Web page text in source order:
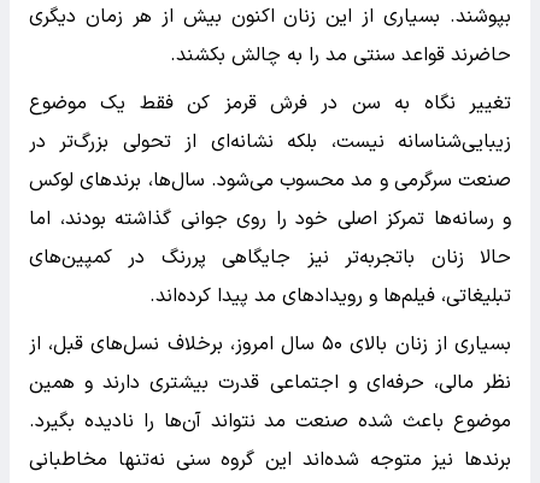
بپوشند. بسیاری از این زنان اکنون بیش از هر زمان دیگری
حاضرند قواعد سنتی مد را به چالش بکشند.
تغییر نگاه به سن در فرش قرمز کن فقط یک موضوع
زیبایی‌شناسانه نیست، بلکه نشانه‌ای از تحولی بزرگ‌تر در
صنعت سرگرمی و مد محسوب می‌شود. سال‌ها، برندهای لوکس
و رسانه‌ها تمرکز اصلی خود را روی جوانی گذاشته بودند، اما
حالا زنان باتجربه‌تر نیز جایگاهی پررنگ در کمپین‌های
تبلیغاتی، فیلم‌ها و رویدادهای مد پیدا کرده‌اند.
بسیاری از زنان بالای ۵۰ سال امروز، برخلاف نسل‌های قبل، از
نظر مالی، حرفه‌ای و اجتماعی قدرت بیشتری دارند و همین
موضوع باعث شده صنعت مد نتواند آن‌ها را نادیده بگیرد.
برندها نیز متوجه شده‌اند این گروه سنی نه‌تنها مخاطبانی